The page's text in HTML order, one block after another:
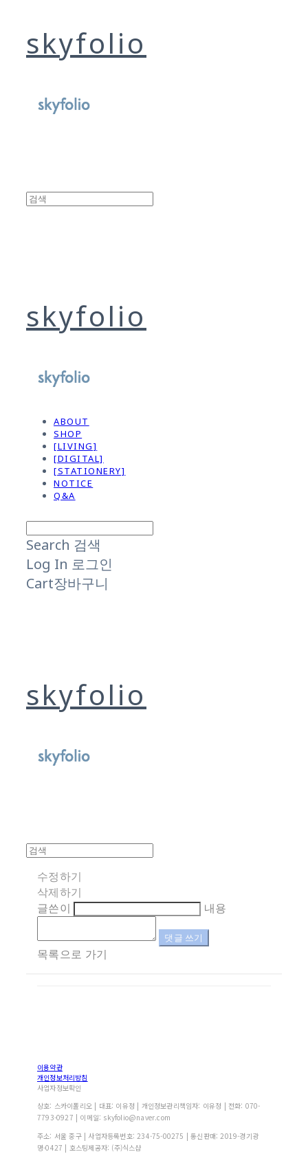
skyfolio
skyfolio
ABOUT
SHOP
[LIVING]
[DIGITAL]
[STATIONERY]
NOTICE
Q&A
Search 검색
Log In 로그인
Cart장바구니
skyfolio
수정하기
삭제하기
글쓴이
내용
댓글 쓰기
목록으로 가기
이용약관
개인정보처리방침
사업자정보확인
상호: 스카이폴리오 | 대표: 이유정 | 개인정보관리책임자: 이유정 | 전화: 070-
7793-0927 | 이메일: skyfolio@naver.com
주소: 서울 중구 | 사업자등록번호: 234-75-00275 | 통신판매: 2019-경기광
명-0427 | 호스팅제공자: (주)식스샵